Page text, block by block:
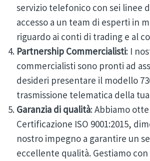
servizio telefonico con sei linee
accesso a un team di esperti in
riguardo ai conti di trading e al
Partnership Commercialisti: I
commercialisti sono pronti ad
desideri presentare il modello
trasmissione telematica della
Garanzia di qualità: Abbiamo
Certificazione ISO 9001:2015,
nostro impegno a garantire un
eccellente qualità. Gestiamo con